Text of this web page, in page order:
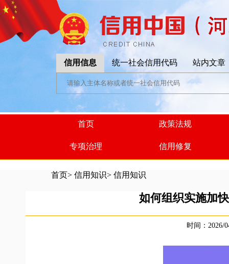
信用信息 统一社会信用代码 站内文章
首页 政策法规
专项治理 信用修复
首页> 信用知识> 信用知识
如何组织实施加
时间：2026/